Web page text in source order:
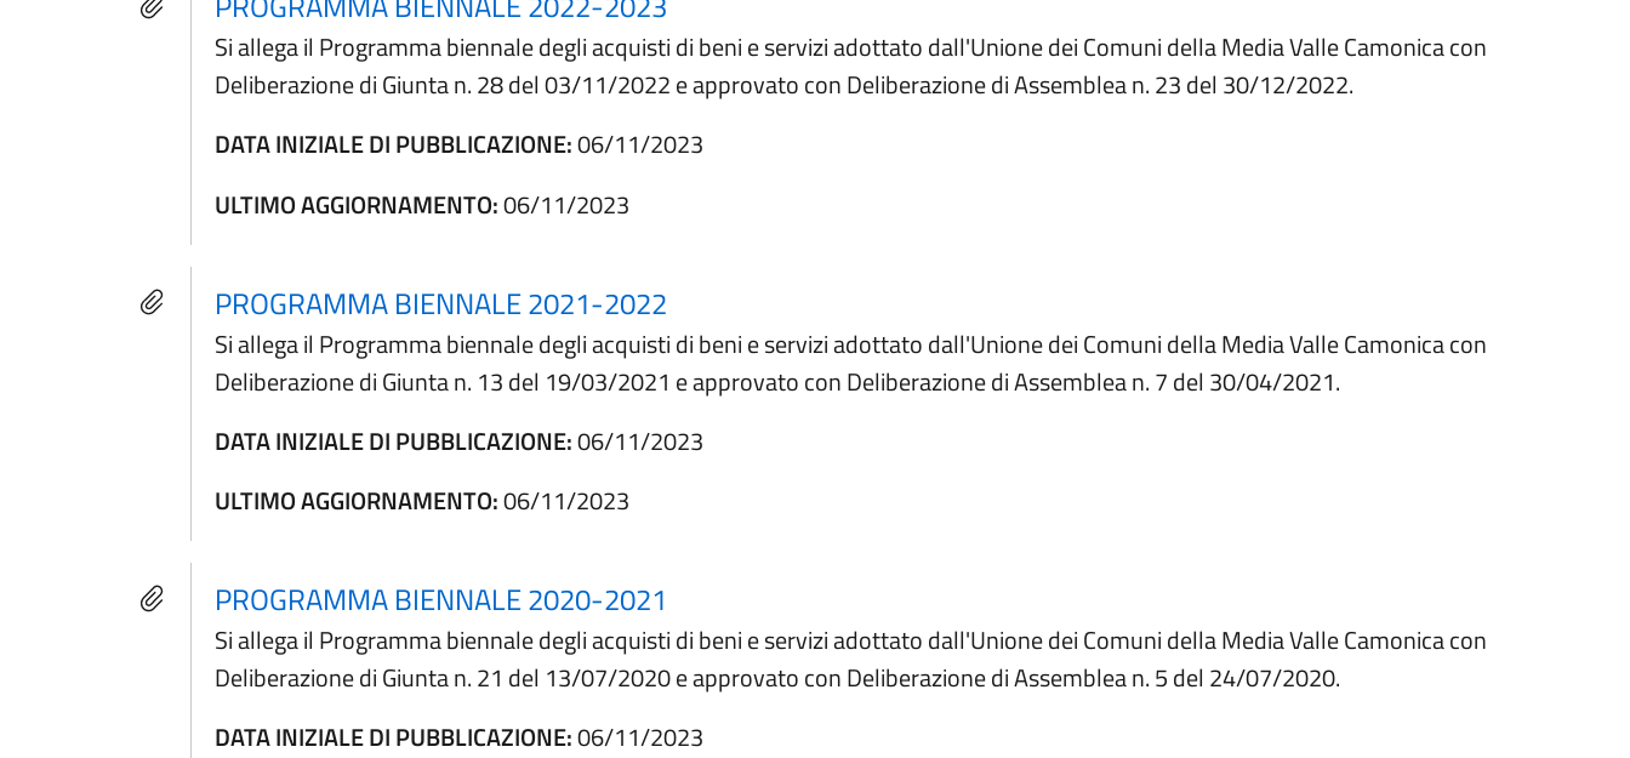
Si allega il Programma biennale degli acquisti di beni e servizi adottato dall'Unione dei Comuni della Media Valle Camonica con
Deliberazione di Giunta n. 28 del 03/11/2022 e approvato con Deliberazione di Assemblea n. 23 del 30/12/2022.
DATA INIZIALE DI PUBBLICAZIONE:06/11/2023
ULTIMO AGGIORNAMENTO:06/11/2023
PROGRAMMA BIENNALE 2021-2022
Si allega il Programma biennale degli acquisti di beni e servizi adottato dall'Unione dei Comuni della Media Valle Camonica con
Deliberazione di Giunta n. 13 del 19/03/2021 e approvato con Deliberazione di Assemblea n. 7 del 30/04/2021.
DATA INIZIALE DI PUBBLICAZIONE:06/11/2023
ULTIMO AGGIORNAMENTO:06/11/2023
PROGRAMMA BIENNALE 2020-2021
Si allega il Programma biennale degli acquisti di beni e servizi adottato dall'Unione dei Comuni della Media Valle Camonica con
Deliberazione di Giunta n. 21 del 13/07/2020 e approvato con Deliberazione di Assemblea n. 5 del 24/07/2020.
DATA INIZIALE DI PUBBLICAZIONE:06/11/2023